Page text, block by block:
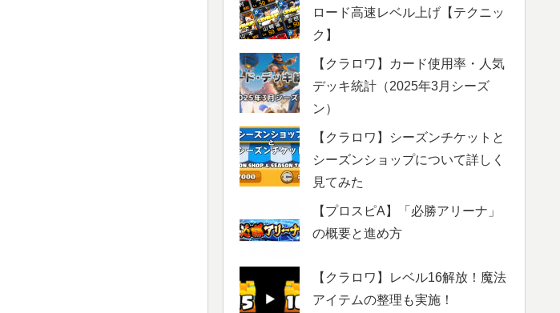
ロード高速レベル上げ【テクニッ
ク】
【クラロワ】カード使用率・人気
デッキ統計（2025年3月シーズ
ン）
【クラロワ】シーズンチケットと
シーズンショップについて詳しく
見てみた
【プロスピA】「必勝アリーナ」
の概要と進め方
【クラロワ】レベル16解放！魔法
アイテムの整理も実施！